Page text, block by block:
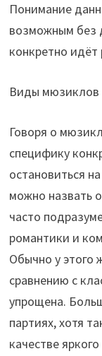
Понимание
возможным без
конкретно идёт
Виды мюзиклов
Говоря о
специфику
остановиться
можно назвать
часто
романтики и
Обычно у этого
сравнению с
упрощена.
партиях, хотя
качестве